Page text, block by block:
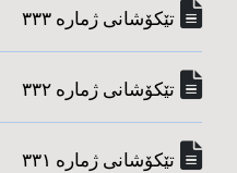
تێکۆشانی ژماره‌ ٣٣٣
تێکۆشانی ژماره‌ ٣٣٢
تێکۆشانی ژماره‌ ٣٣١